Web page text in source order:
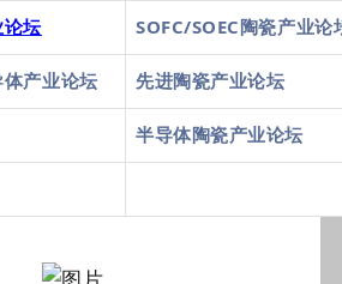
论坛 SOFC/SOEC陶瓷产业论
产业论坛 先进陶瓷产业论坛
半导体陶瓷产业论坛